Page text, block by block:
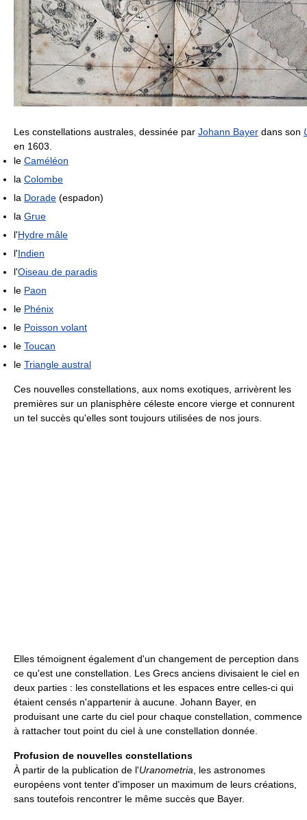
Les constellations australes, dessinée par Johann Bayer dans son
en 1603.
le Caméléon
la Colombe
la Dorade (espadon)
la Grue
l'Hydre mâle
l'Indien
l'Oiseau de paradis
le Paon
le Phénix
le Poisson volant
le Toucan
le Triangle austral
Ces nouvelles constellations, aux noms exotiques, arrivèrent les
premières sur un planisphère céleste encore vierge et connurent
un tel succès qu'elles sont toujours utilisées de nos jours.
Elles témoignent également d'un changement de perception dans
ce qu'est une constellation. Les Grecs anciens divisaient le ciel en
deux parties : les constellations et les espaces entre celles-ci qui
étaient censés n'appartenir à aucune. Johann Bayer, en
produisant une carte du ciel pour chaque constellation, commence
à rattacher tout point du ciel à une constellation donnée.
Profusion de nouvelles constellations
À partir de la publication de l'Uranometria , les astronomes
européens vont tenter d'imposer un maximum de leurs créations,
sans toutefois rencontrer le même succès que Bayer.